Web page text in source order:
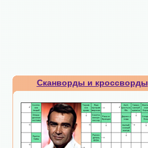
Сканворды и кроссворды